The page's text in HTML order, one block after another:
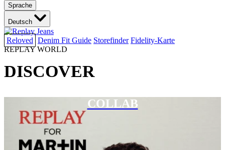
Sprache
Deutsch
Reloved Denim Fit Guide Storefinder Fidelity-Karte
REPLAY WORLD
DISCOVER
COLLAB